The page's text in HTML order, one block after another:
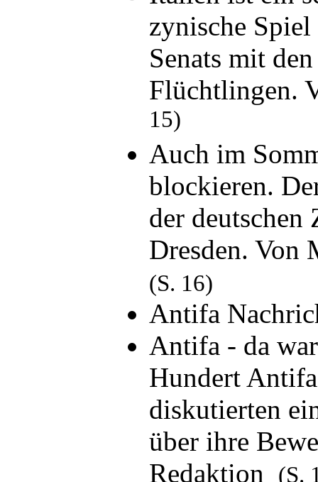
zynische
Senats mit
Flüchtlingen.
15)
Auch im
blockieren.
der
Dresden. Von
(S. 16)
Antifa
Antifa - da
Hundert
diskutierten
über ihre
Redaktion
(S.